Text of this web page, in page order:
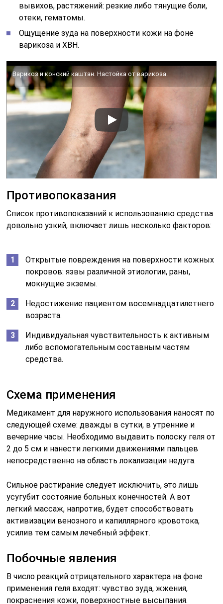
вывихов, растяжений: резкие либо тянущие боли,
отеки, гематомы.
Ощущение зуда на поверхности кожи на фоне
варикоза и ХВН.
Варикоз и конский каштан. Настойка от варикоза.
Противопоказания
Список противопоказаний к использованию средства
довольно узкий, включает лишь несколько факторов:
Открытые повреждения на поверхности кожных
покровов: язвы различной этиологии, раны,
мокнущие экземы.
Недостижение пациентом восемнадцатилетнего
возраста.
Индивидуальная чувствительность к активным
либо вспомогательным составным частям
средства.
Схема применения
Медикамент для наружного использования наносят по
следующей схеме: дважды в сутки, в утренние и
вечерние часы. Необходимо выдавить полоску геля от
2 до 5 см и нанести легкими движениями пальцев
непосредственно на область локализации недуга.
Сильное растирание следует исключить, это лишь
усугубит состояние больных конечностей. А вот
легкий массаж, напротив, будет способствовать
активизации венозного и капиллярного кровотока,
усилив тем самым лечебный эффект.
Побочные явления
В число реакций отрицательного характера на фоне
применения геля входят: чувство зуда, жжения,
покраснения кожи, поверхностные высыпания.